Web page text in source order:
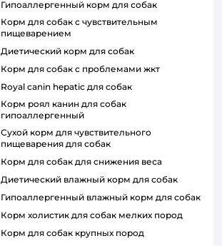
гипоаллергенный корм для собак
корм для собак с чувствительным
пищеварением
диетический корм для собак
корм для собак с проблемами жкт
royal canin hepatic для собак
корм роял канин для собак
гипоаллергенный
сухой корм для чувствительного
пищеварения для собак
корм для собак для снижения веса
диетический влажный корм для собак
гипоаллергенный влажный корм для собак
корм холистик для собак мелких пород
корм для собак крупных пород